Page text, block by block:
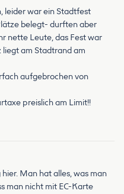
leider war ein Stadtfest
belegt- durften aber
nette Leute, das Fest war
liegt am Stadtrand am
aufgebrochen von
preislich am Limit!!
Man hat alles, was man
man nicht mit EC-Karte